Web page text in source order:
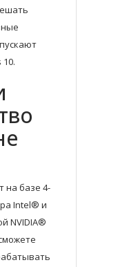
на базе 4-
Intel® и
NVIDIA®